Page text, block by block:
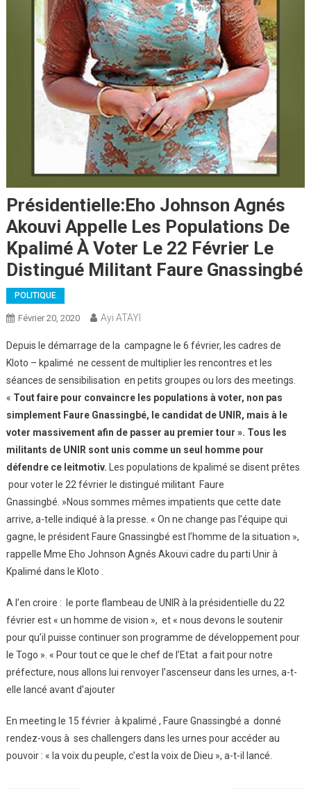
Présidentielle:Eho Johnson Agnés
Akouvi Appelle Les Populations De
Kpalimé À Voter Le 22 Février Le
Distingué Militant Faure Gnassingbé
POLITIQUE
Février 20, 2020 Ayi ATAYI
Depuis le démarrage de la campagne le 6 février, les cadres de
Kloto – kpalimé ne cessent de multiplier les rencontres et les
séances de sensibilisation en petits groupes ou lors des meetings.
« Tout faire pour convaincre les populations à voter, non pas
simplement Faure Gnassingbé, le candidat de UNIR, mais à le
voter massivement afin de passer au premier tour ». Tous les
militants de UNIR sont unis comme un seul homme pour
défendre ce leitmotiv. Les populations de kpalimé se disent prêtes
pour voter le 22 février le distingué militant Faure
Gnassingbé. »Nous sommes mêmes impatients que cette date
arrive, a-telle indiqué à la presse. « On ne change pas l’équipe qui
gagne, le président Faure Gnassingbé est l’homme de la situation »,
rappelle Mme Eho Johnson Agnés Akouvi cadre du parti Unir à
Kpalimé dans le Kloto .
A l’en croire : le porte flambeau de UNIR à la présidentielle du 22
février est « un homme de vision », et « nous devons le soutenir
pour qu’il puisse continuer son programme de développement pour
le Togo ». « Pour tout ce que le chef de l’Etat a fait pour notre
préfecture, nous allons lui renvoyer l’ascenseur dans les urnes, a-t-
elle lancé avant d’ajouter
En meeting le 15 février à kpalimé , Faure Gnassingbé a donné
rendez-vous à ses challengers dans les urnes pour accéder au
pouvoir : « la voix du peuple, c’est la voix de Dieu », a-t-il lancé.